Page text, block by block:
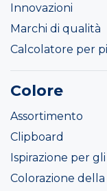
Innovazioni
Marchi di qualità
Calcolatore per
Colore
Assortimento
Clipboard
Ispirazione per
Colorazione